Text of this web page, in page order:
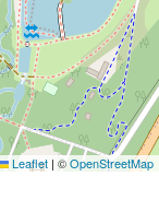
Leaflet | ©OpenStreetMap